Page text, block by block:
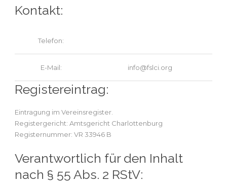
Kontakt:
Telefon:
E-Mail: info@fslci.org
Registereintrag:
Eintragung im Vereinsregister.
Registergericht: Amtsgericht Charlottenburg
Registernummer: VR 33946 B
Verantwortlich für den Inhalt
nach § 55 Abs. 2 RStV: